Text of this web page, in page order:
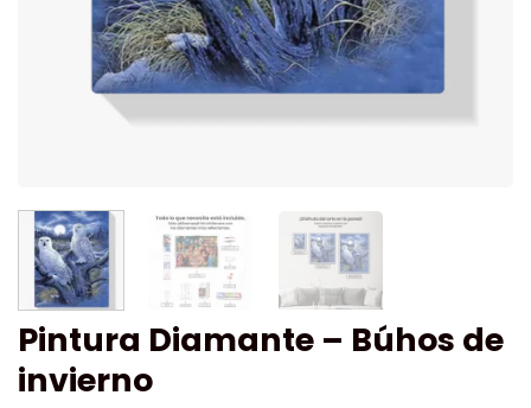
Pintura Diamante – Búhos de
invierno